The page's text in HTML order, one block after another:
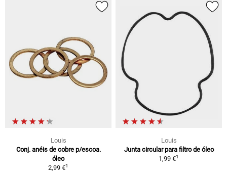
Louis
Conj. anéis de cobre p/escoa.
óleo
2,99 €1
Louis
Junta circular para filtro de óleo
1,99 €1